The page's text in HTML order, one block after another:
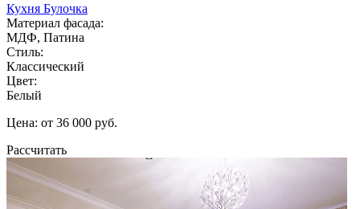
Кухня Булочка
Материал фасада:
МДФ, Патина
Стиль:
Классический
Цвет:
Белый
Цена: от 36 000 руб.
Рассчитать